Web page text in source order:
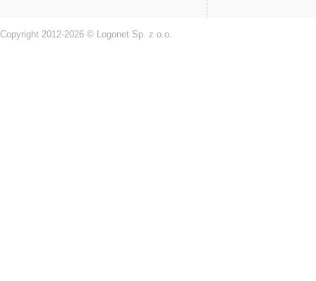
Copyright 2012-2026 © Logonet Sp. z o.o.